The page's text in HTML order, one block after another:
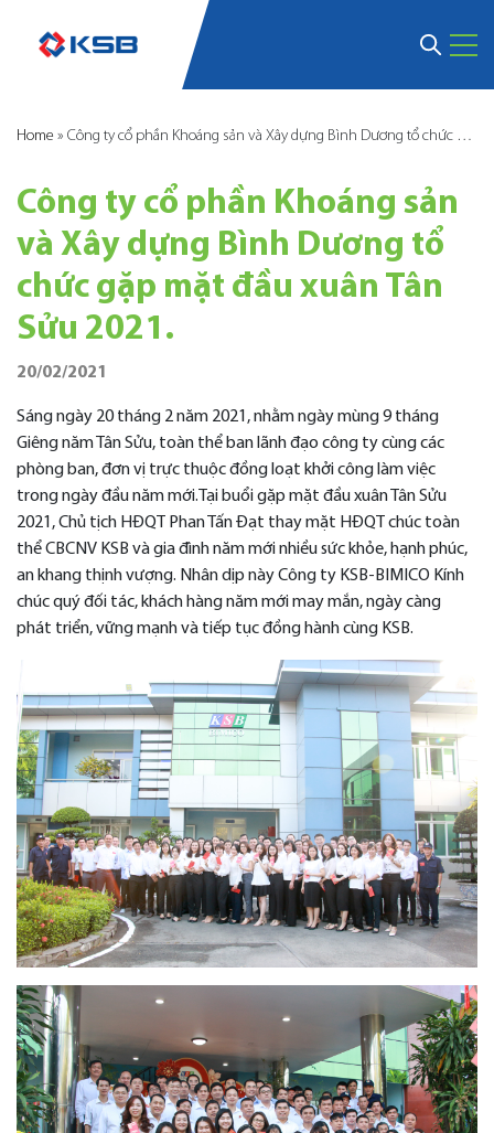
Home » Công ty cổ phần Khoáng sản và Xây dựng Bình Dương tổ chức gặp mặt đầu xuân Tân Sửu 2021.
Công ty cổ phần Khoáng sản
và Xây dựng Bình Dương tổ
chức gặp mặt đầu xuân Tân
Sửu 2021.
20/02/2021
Sáng ngày 20 tháng 2 năm 2021, nhằm ngày mùng 9 tháng
Giêng năm Tân Sửu, toàn thể ban lãnh đạo công ty cùng các
phòng ban, đơn vị trực thuộc đồng loạt khởi công làm việc
trong ngày đầu năm mới.Tại buổi gặp mặt đầu xuân Tân Sửu
2021, Chủ tịch HĐQT Phan Tấn Đạt thay mặt HĐQT chúc toàn
thể CBCNV KSB và gia đình năm mới nhiều sức khỏe, hạnh phúc,
an khang thịnh vượng. Nhân dịp này Công ty KSB-BIMICO Kính
chúc quý đối tác, khách hàng năm mới may mắn, ngày càng
phát triển, vững mạnh và tiếp tục đồng hành cùng KSB.